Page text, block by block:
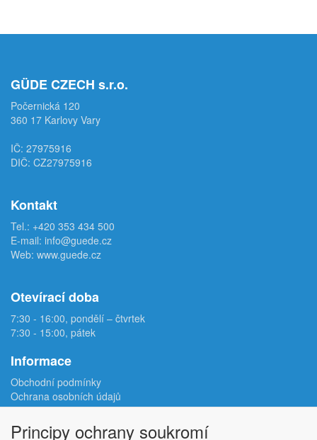
GÜDE CZECH s.r.o.
Počernická 120
360 17 Karlovy Vary
IČ: 27975916
DIČ: CZ27975916
Kontakt
Tel.: +420 353 434 500
E-mail: info@guede.cz
Web: www.guede.cz
Otevírací doba
7:30 - 16:00, pondělí – čtvrtek
7:30 - 15:00, pátek
Informace
Obchodní podmínky
Ochrana osobních údajů
Reklamační protokol
Odstoupení od smlouvy
Principy ochrany soukromí